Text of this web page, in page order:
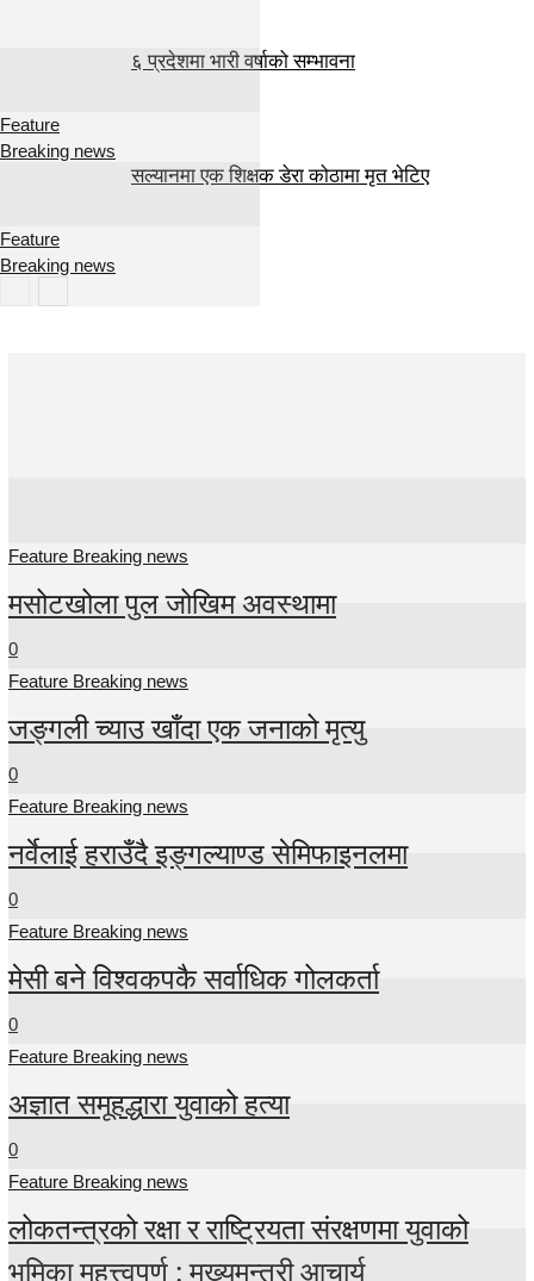
Feature
Breaking news
Feature
Breaking news
६ प्रदेशमा भारी वर्षाको सम्भावना
सल्यानमा एक शिक्षक डेरा कोठामा मृत भेटिए
Feature Breaking news
मसोटखोला पुल जोखिम अवस्थामा
0
Feature Breaking news
जङ्गली च्याउ खाँदा एक जनाको मृत्यु
0
Feature Breaking news
नर्वेलाई हराउँदै इङ्गल्याण्ड सेमिफाइनलमा
0
Feature Breaking news
मेसी बने विश्वकपकै सर्वाधिक गोलकर्ता
0
Feature Breaking news
अज्ञात समूहद्धारा युवाको हत्या
0
Feature Breaking news
लोकतन्त्रको रक्षा र राष्ट्रियता संरक्षणमा युवाको
भूमिका महत्त्वपूर्ण : मुख्यमन्त्री आचार्य